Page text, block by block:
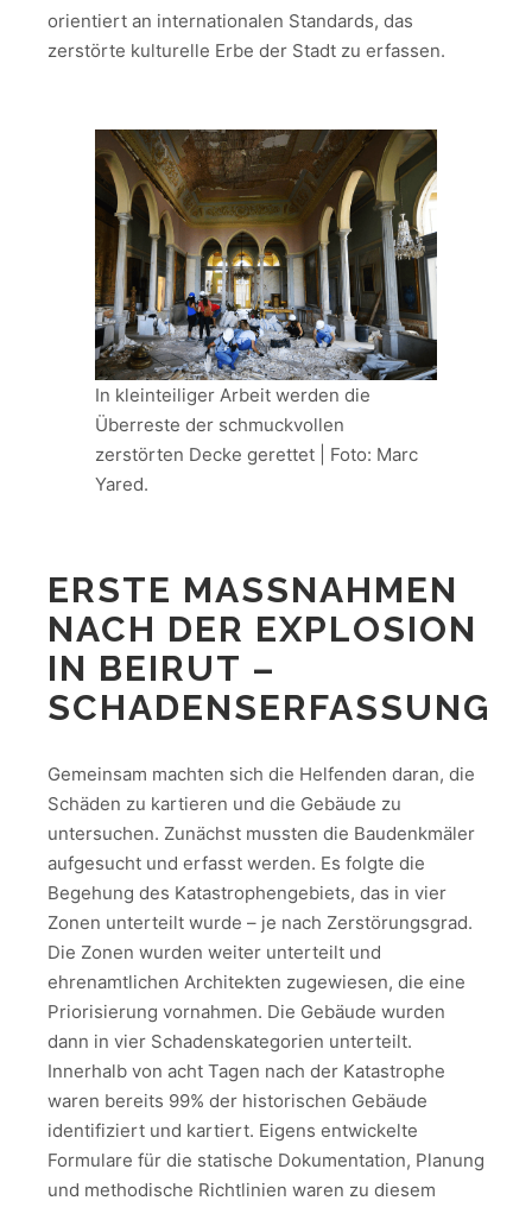
orientiert an internationalen Standards, das
zerstörte kulturelle Erbe der Stadt zu erfassen.
In kleinteiliger Arbeit werden die
Überreste der schmuckvollen
zerstörten Decke gerettet | Foto: Marc
Yared.
ERSTE MASSNAHMEN N
ACH DER EXPLOSION I
N BEIRUT – S
CHADENSERFASSUNG
Gemeinsam machten sich die Helfenden daran, die
Schäden zu kartieren und die Gebäude zu
untersuchen. Zunächst mussten die Baudenkmäler
aufgesucht und erfasst werden. Es folgte die
Begehung des Katastrophengebiets, das in vier
Zonen unterteilt wurde – je nach Zerstörungsgrad.
Die Zonen wurden weiter unterteilt und
ehrenamtlichen Architekten zugewiesen, die eine
Priorisierung vornahmen. Die Gebäude wurden
dann in vier Schadenskategorien unterteilt.
Innerhalb von acht Tagen nach der Katastrophe
waren bereits 99% der historischen Gebäude
identifiziert und kartiert. Eigens entwickelte
Formulare für die statische Dokumentation, Planung
und methodische Richtlinien waren zu diesem